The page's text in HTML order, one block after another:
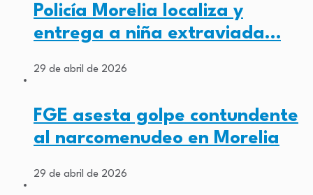
Policía Morelia localiza y
entrega a niña extraviada…
29 de abril de 2026
FGE asesta golpe contundente
al narcomenudeo en Morelia
29 de abril de 2026